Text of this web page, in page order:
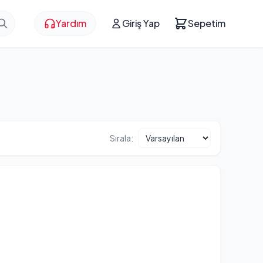
Yardım Giriş Yap Sepetim
Sırala: